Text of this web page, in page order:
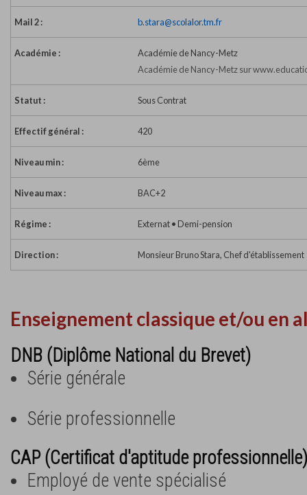
Mail 2 : b.stara@scolalor.tm.fr
Académie :
Académie de Nancy-Metz
Académie de Nancy-Metz sur
Statut : Sous Contrat
Effectif général : 420
Niveau min : 6ème
Niveau max : BAC+2
Régime : Externat • Demi-pension
Direction : Monsieur Bruno Stara, Chef d'établissement
Enseignement classique et/ou en
DNB (Diplôme National du Brevet)
Série générale
Série professionnelle
CAP (Certificat d'aptitude professionnelle)
Employé de vente spécialisé